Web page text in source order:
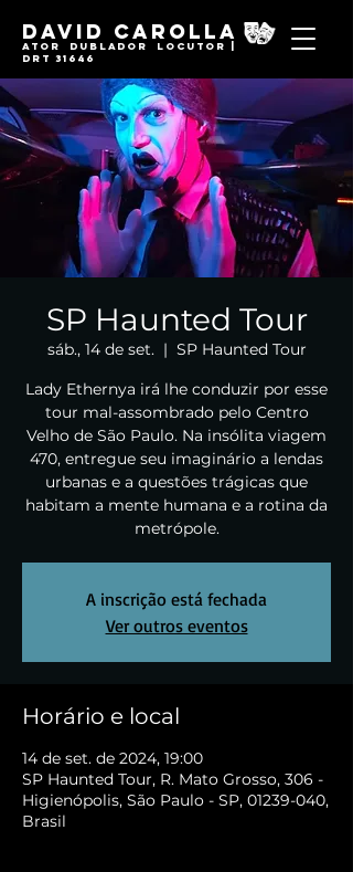
David Carolla
Ator Dublador locutor |
DRT 31646
SP Haunted Tour
sáb., 14 de set.
  |
SP Haunted Tour
Lady Ethernya irá lhe conduzir por esse
tour mal-assombrado pelo Centro
Velho de São Paulo. Na insólita viagem
470, entregue seu imaginário a lendas
urbanas e a questões trágicas que
habitam a mente humana e a rotina da
metrópole.
A inscrição está fechada
Ver outros eventos
Horário e local
14 de set. de 2024, 19:00
SP Haunted Tour, R. Mato Grosso, 306 -
Higienópolis, São Paulo - SP, 01239-040,
Brasil